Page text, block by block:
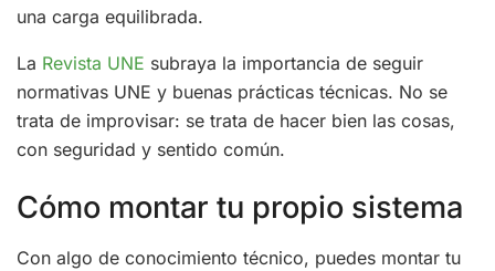
una carga equilibrada.
La Revista UNE subraya la importancia de seguir
normativas UNE y buenas prácticas técnicas. No se
trata de improvisar: se trata de hacer bien las cosas,
con seguridad y sentido común.
Cómo montar tu propio sistema
Con algo de conocimiento técnico, puedes montar tu